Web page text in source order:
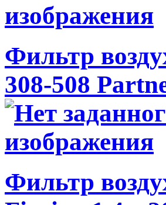
Фильтр
308-508
Фильтр